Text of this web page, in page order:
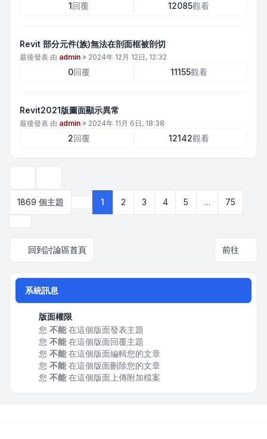
1回覆 12085觀看
Revit 部分元件(族)無法在剖面框被剖切
最後發表 由 admin » 2024年 12月 12日, 12:32
0回覆 11155觀看
Revit2021版圖面顯示異常
最後發表 由 admin » 2024年 11月 6日, 18:38
2回覆 12142觀看
1869 個主題
第1 頁 (共 75 頁)
1 2 3 4 5 …
75
回到討論區首頁 前往
系統訊息
版面權限
您 不能在這個版面發表主題
您 不能在這個版面回覆主題
您 不能在這個版面編輯您的文章
您 不能在這個版面刪除您的文章
您 不能在這個版面上傳附加檔案